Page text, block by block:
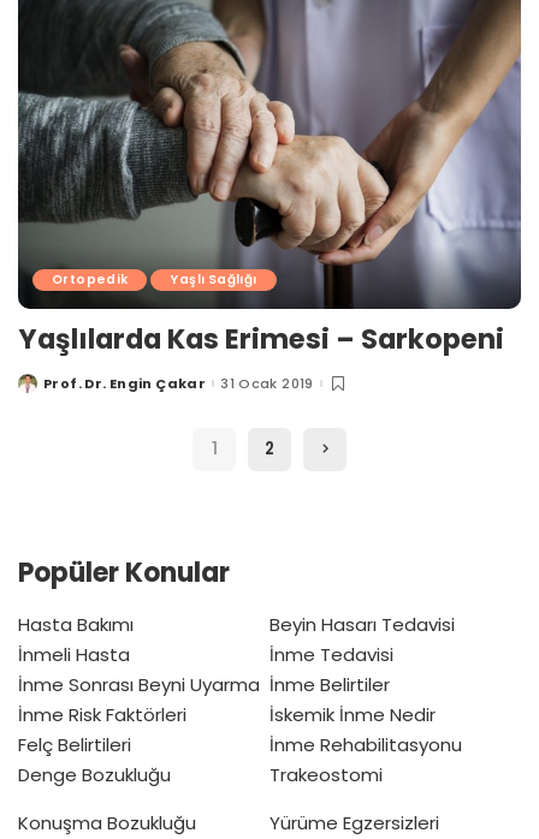
Ortopedik Yaşlı Sağlığı
Yaşlılarda Kas Erimesi – Sarkopeni
PostedProf. Dr. Engin Çakar 31 Ocak 2019
1 2
Popüler Konular
Hasta Bakımı
İnmeli Hasta
İnme Sonrası Beyni Uyarma
İnme Risk Faktörleri
Felç Belirtileri
Denge Bozukluğu
Beyin Hasarı Tedavisi
İnme Tedavisi
İnme Belirtiler
İskemik İnme Nedir
İnme Rehabilitasyonu
Trakeostomi
Konuşma Bozukluğu
Yürüme Egzersizleri